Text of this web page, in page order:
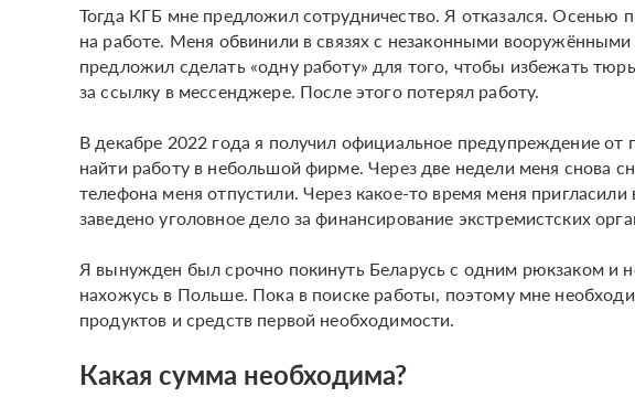
Тогда КГБ мне предложил сотрудничество. Я отказался.
на работе. Меня обвинили в связях с незаконными
предложил сделать «одну работу» для того, чтобы избежать
за ссылку в мессенджере. После этого потерял работу.
В декабре 2022 года я получил официальное предупреждение от
найти работу в небольшой фирме. Через две недели меня снова
телефона меня отпустили. Через какое-то время меня
заведено уголовное дело за финансирование экстремистских
Я вынужден был срочно покинуть Беларусь с одним рюкзаком и
нахожусь в Польше. Пока в поиске работы, поэтому мне
продуктов и средств первой необходимости.
Какая сумма необходима?